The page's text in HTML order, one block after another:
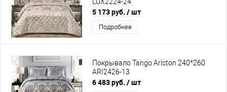
LUX2224-24
5 173 руб. / шт
Подробнее
Покрывало Tango Ariston 240*260
ARI2426-13
6 483 руб. / шт